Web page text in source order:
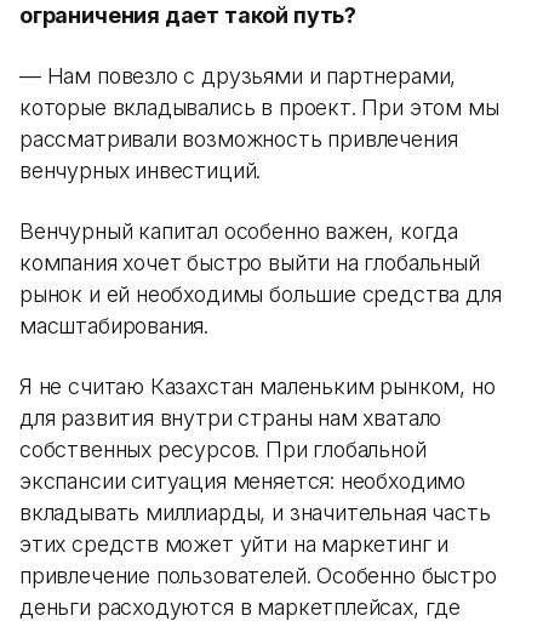
ограничения дает такой путь?
— Нам повезло с друзьями и партнерами,
которые вкладывались в проект. При этом мы
рассматривали возможность привлечения
венчурных инвестиций.
Венчурный капитал особенно важен, когда
компания хочет быстро выйти на глобальный
рынок и ей необходимы большие средства для
масштабирования.
Я не считаю Казахстан маленьким рынком, но
для развития внутри страны нам хватало
собственных ресурсов. При глобальной
экспансии ситуация меняется: необходимо
вкладывать миллиарды, и значительная часть
этих средств может уйти на маркетинг и
привлечение пользователей. Особенно быстро
деньги расходуются в маркетплейсах, где